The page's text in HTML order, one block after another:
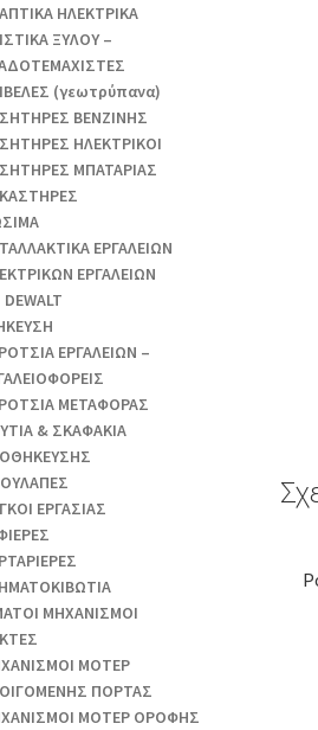
ΗΛΕΚΤΡΙΚΑ
ΞΥΛΟΥ –
(γεωτρύπανα)
ΒΕΝΖΙΝΗΣ
ΗΛΕΚΤΡΙΚΟΙ
ΜΠΑΤΑΡΙΑΣ
ΕΡΓΑΛΕΙΩΝ
ΕΡΓΑΛΕΙΩΝ
DEWALT
ΕΡΓΑΛΕΙΩΝ –
ΜΕΤΑΦΟΡΑΣ
& ΣΚΑΦΑΚΙΑ
ΕΡΓΑΣΙΑΣ
ΜΗΧΑΝΙΣΜΟΙ
ΜΟΤΕΡ
ΠΟΡΤΑΣ
ΜΟΤΕΡ ΟΡΟΦΗΣ